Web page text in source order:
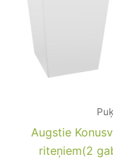
Augstie
riteņiem(2